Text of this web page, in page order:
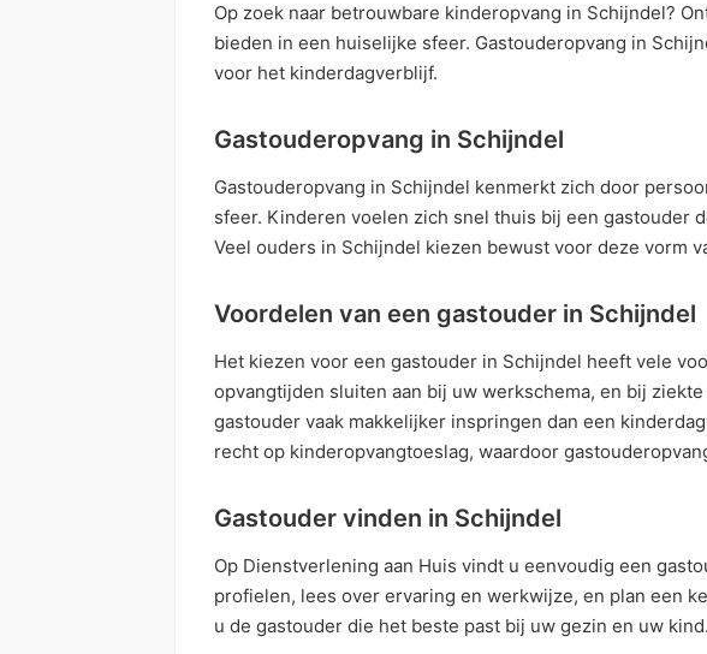
Op zoek naar betrouwbare kinderopvang in Schijndel?
bieden in een huiselijke sfeer. Gastouderopvang in
voor het kinderdagverblijf.
Gastouderopvang in Schijndel
Gastouderopvang in Schijndel kenmerkt zich door
sfeer. Kinderen voelen zich snel thuis bij een gastouder
Veel ouders in Schijndel kiezen bewust voor deze vorm
Voordelen van een gastouder in Schijndel
Het kiezen voor een gastouder in Schijndel heeft vele
opvangtijden sluiten aan bij uw werkschema, en bij
gastouder vaak makkelijker inspringen dan een
recht op kinderopvangtoeslag, waardoor
Gastouder vinden in Schijndel
Op Dienstverlening aan Huis vindt u eenvoudig een
profielen, lees over ervaring en werkwijze, en plan een
u de gastouder die het beste past bij uw gezin en uw kind.